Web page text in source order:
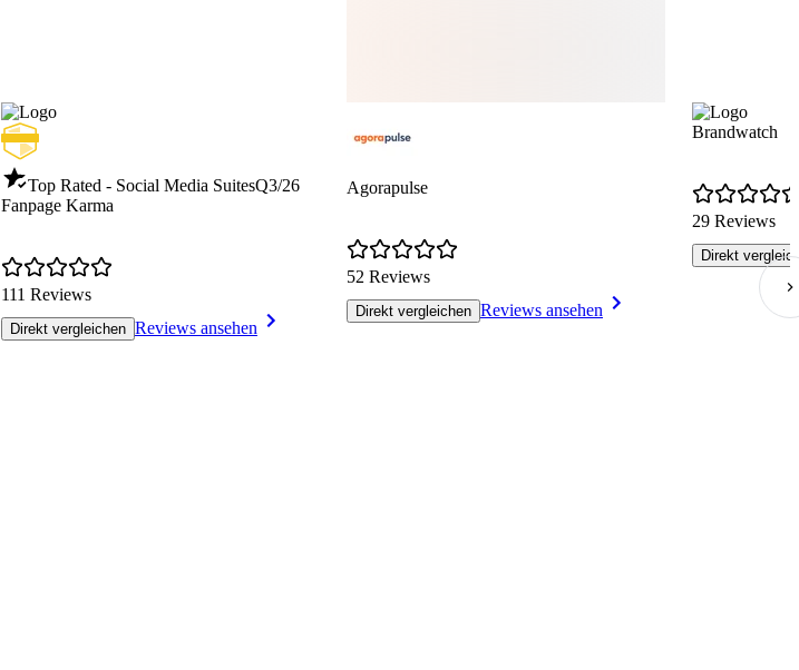
Top Rated - Social Media SuitesQ3/26
Fanpage Karma
111 Reviews
Direkt vergleichen Reviews ansehen
Agorapulse
52 Reviews
Direkt vergleichen Reviews ansehen
Brandwatch
29 Reviews
Direkt